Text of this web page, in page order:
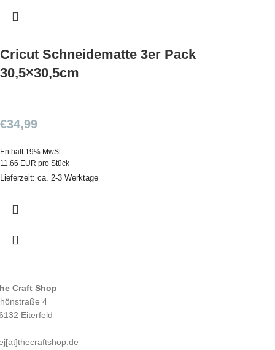
Cricut Schneidematte 3er Pack
30,5×30,5cm
€34,99
Enthält 19% MwSt.
11,66 EUR pro Stück
Lieferzeit: ca. 2-3 Werktage
Craft Shop
4
Eiterfeld